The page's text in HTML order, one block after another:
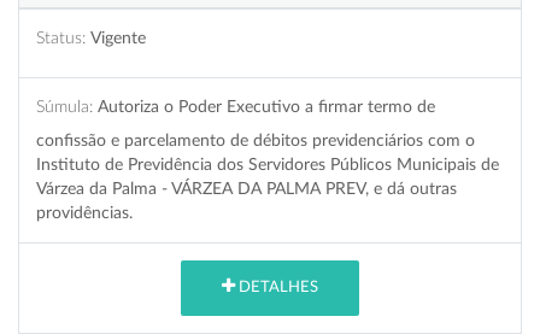
Status: Vigente
Súmula: Autoriza o Poder Executivo a firmar termo de
confissão e parcelamento de débitos previdenciários com o
Instituto de Previdência dos Servidores Públicos Municipais de
Várzea da Palma - VÁRZEA DA PALMA PREV, e dá outras
providências.
DETALHES